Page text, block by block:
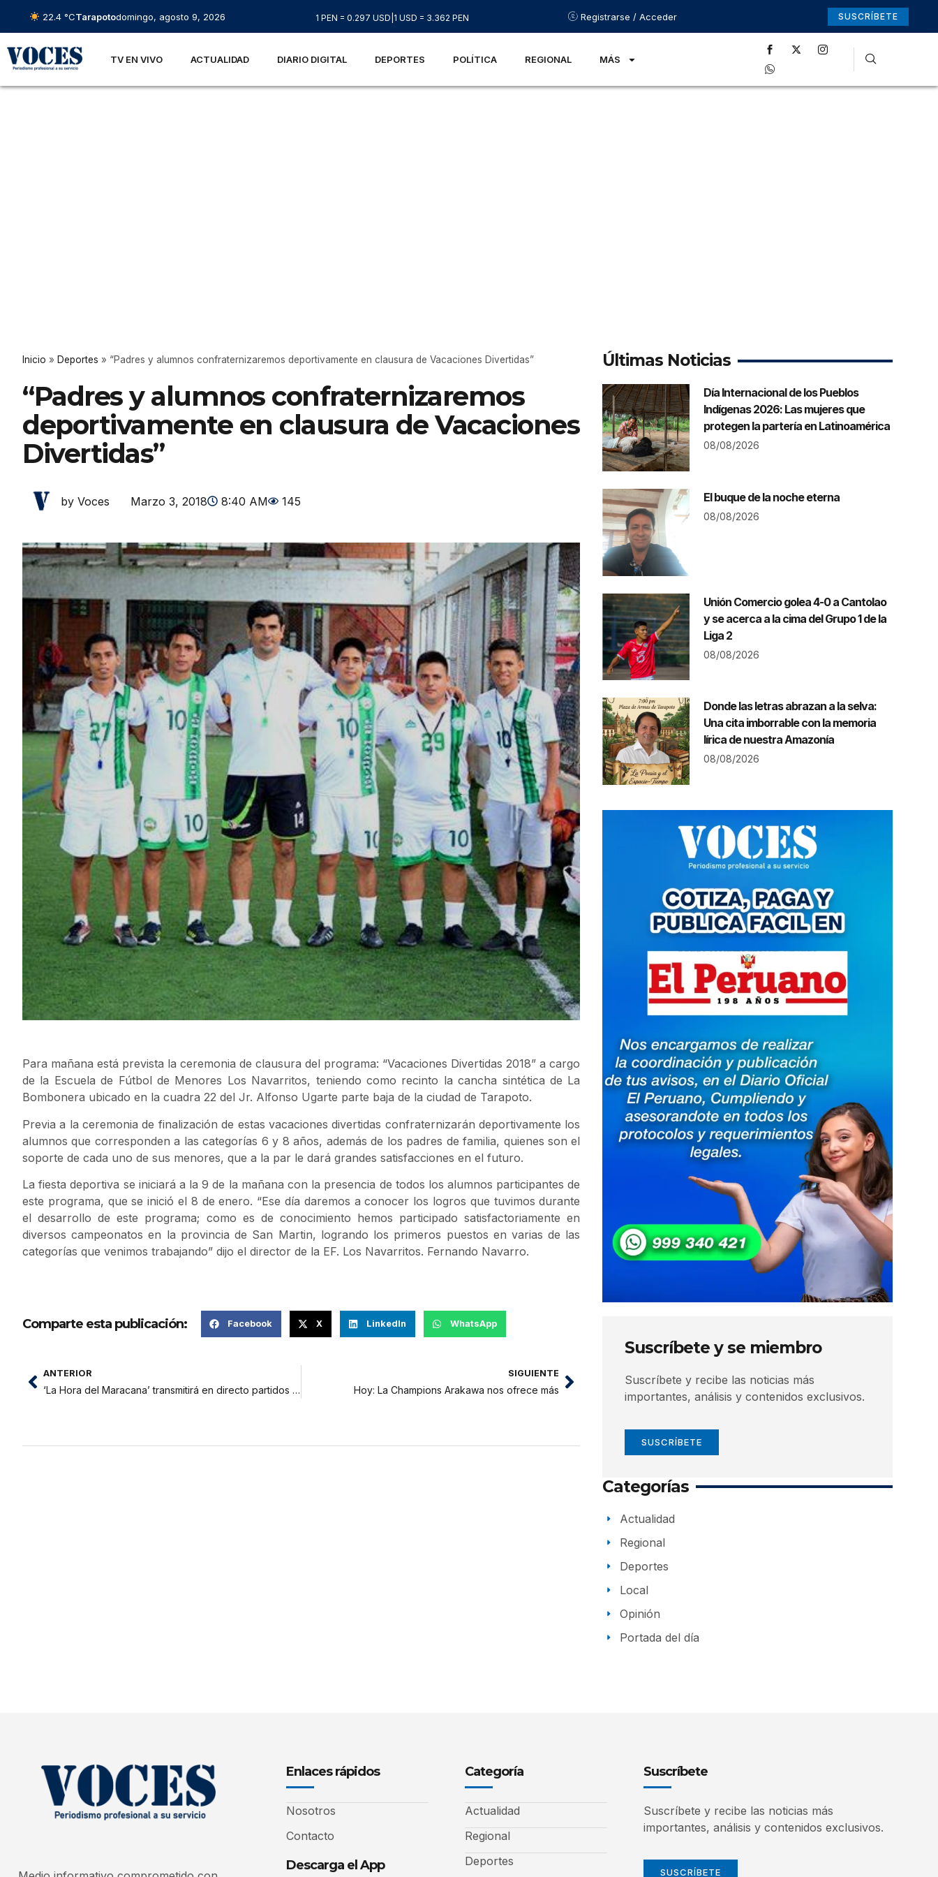
22.4 °CTarapotodomingo, agosto 9, 2026 1 PEN = 0.297 USD 1 USD = 3.362 PEN Registrarse / Acceder SUSCRÍBETE
TV EN VIVO ACTUALIDAD DIARIO DIGITAL DEPORTES POLÍTICA REGIONAL MÁS
Inicio » Deportes » “Padres y alumnos confraternizaremos deportivamente en clausura de Vacaciones Divertidas”
“Padres y alumnos confraternizaremos
deportivamente en clausura de Vacaciones
Divertidas”
by Voces Marzo 3, 2018 8:40 AM 145
Para mañana está prevista la ceremonia de clausura del programa: “Vacaciones Divertidas 2018” a cargo
de la Escuela de Fútbol de Menores Los Navarritos, teniendo como recinto la cancha sintética de La
Bombonera ubicado en la cuadra 22 del Jr. Alfonso Ugarte parte baja de la ciudad de Tarapoto.
Previa a la ceremonia de finalización de estas vacaciones divertidas confraternizarán deportivamente los
alumnos que corresponden a las categorías 6 y 8 años, además de los padres de familia, quienes son el
soporte de cada uno de sus menores, que a la par le dará grandes satisfacciones en el futuro.
La fiesta deportiva se iniciará a la 9 de la mañana con la presencia de todos los alumnos participantes de
este programa, que se inició el 8 de enero. “Ese día daremos a conocer los logros que tuvimos durante
el desarrollo de este programa; como es de conocimiento hemos participado satisfactoriamente en
diversos campeonatos en la provincia de San Martin, logrando los primeros puestos en varias de las
categorías que venimos trabajando” dijo el director de la EF. Los Navarritos. Fernando Navarro.
Comparte esta publicación: Facebook X LinkedIn WhatsApp
ANTERIOR
‘La Hora del Maracana’ transmitirá en directo partidos oficiales del fútbol bandino
SIGUIENTE
Hoy: La Champions Arakawa nos ofrece más
Últimas Noticias
Día Internacional de los Pueblos
Indígenas 2026: Las mujeres que
protegen la partería en Latinoamérica
08/08/2026
El buque de la noche eterna
08/08/2026
Unión Comercio golea 4-0 a Cantolao
y se acerca a la cima del Grupo 1 de la
Liga 2
08/08/2026
Donde las letras abrazan a la selva:
Una cita imborrable con la memoria
lírica de nuestra Amazonía
08/08/2026
Suscríbete y se miembro
Suscríbete y recibe las noticias más
importantes, análisis y contenidos exclusivos.
SUSCRÍBETE
Categorías
Actualidad
Regional
Deportes
Local
Opinión
Portada del día
Enlaces rápidos
Nosotros
Contacto
Descarga el App
Categoría
Actualidad
Regional
Deportes
Suscríbete
Suscríbete y recibe las noticias más
importantes, análisis y contenidos exclusivos.
SUSCRÍBETE